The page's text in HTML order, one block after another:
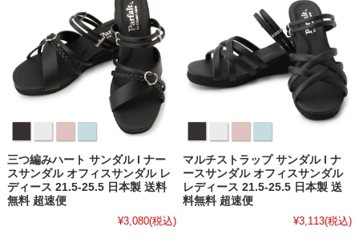
三つ編みハート サンダル l ナー
スサンダル オフィスサンダル レ
ディース 21.5-25.5 日本製 送料
無料 超速便
¥3,080(税込)
マルチストラップ サンダル l ナ
ースサンダル オフィスサンダル
レディース 21.5-25.5 日本製 送
料無料 超速便
¥3,113(税込)